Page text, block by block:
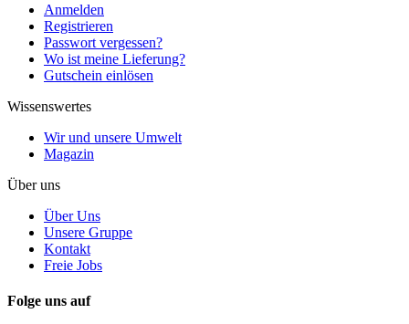
Anmelden
Registrieren
Passwort vergessen?
Wo ist meine Lieferung?
Gutschein einlösen
Wissenswertes
Wir und unsere Umwelt
Magazin
Über uns
Über Uns
Unsere Gruppe
Kontakt
Freie Jobs
Folge uns auf